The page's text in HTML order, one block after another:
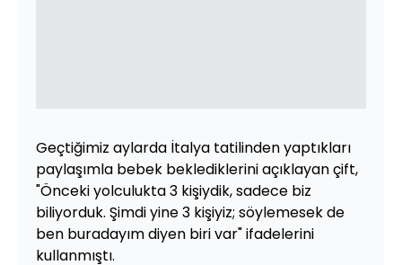
Geçtiğimiz aylarda İtalya tatilinden yaptıkları
paylaşımla bebek beklediklerini açıklayan çift,
"Önceki yolculukta 3 kişiydik, sadece biz
biliyorduk. Şimdi yine 3 kişiyiz; söylemesek de
ben buradayım diyen biri var" ifadelerini
kullanmıştı.